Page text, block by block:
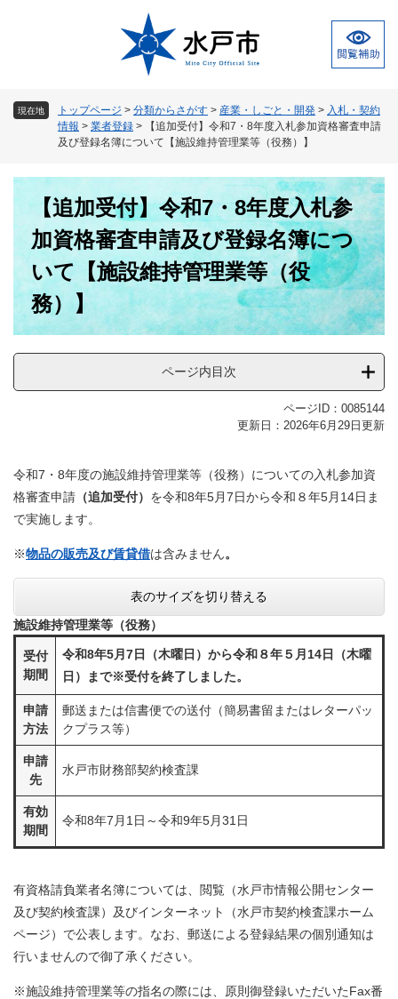
現在地 トップページ > 分類からさがす > 産業・しごと・開発 > 入札・契約
情報 > 業者登録 >
【追加受付】令和7・8年度入札参加資格審査申請
及び登録名簿について【施設維持管理業等（役務）】
【追加受付】令和7・8年度入札参
加資格審査申請及び登録名簿につ
いて【施設維持管理業等（役
務）】
ページ内目次
ページID：0085144
更新日：2026年6月29日更新
令和7・8年度の施設維持管理業等（役務）についての入札参加資
格審査申請 （追加受付） を令和8年5月7日から令和８年5月14日ま
で実施します。
​※物品の販売及び賃貸借は含みません。
表のサイズを切り替える
施設維持管理業等（役務）
受付
期間
令和8年5月7日（木曜日）から令和８年５月14日（木曜
日）まで※受付を終了しました。
申請
方法
郵送または信書便での送付（簡易書留またはレターパッ
クプラス等）
申請
先
水戸市財務部契約検査課
有効
期間
令和8年7月1日～令和9年5月31日
有資格請負業者名簿については、閲覧（水戸市情報公開センター
及び契約検査課）及びインターネット（水戸市契約検査課ホーム
ページ）で公表します。なお、郵送による登録結果の個別通知は
行いませんので御了承ください。
※施設維持管理業等の指名の際には、原則御登録いただいたFax番